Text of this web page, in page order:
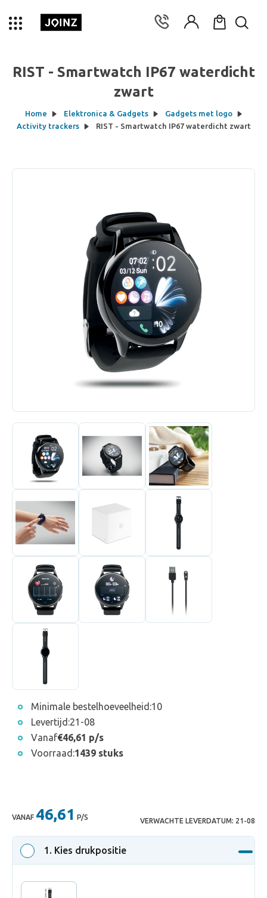
RIST - Smartwatch IP67 waterdicht
zwart
Home Elektronica & Gadgets
Gadgets met logo
Activity trackers
RIST - Smartwatch IP67 waterdicht zwart
Minimale bestelhoeveelheid:10
Levertijd:21-08
Vanaf€46,61 p/s
Voorraad:1439 stuks
VANAF 46,61 P/S VERWACHTE LEVERDATUM: 21-08
1 . Kies drukpositie